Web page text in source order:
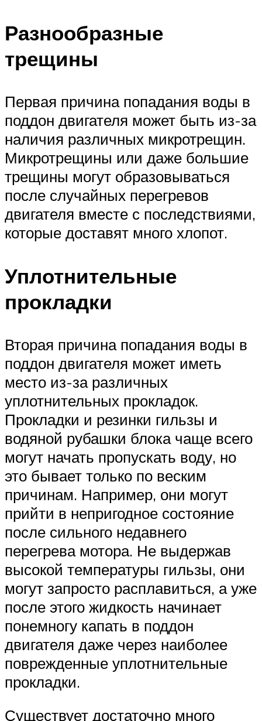
Разнообразные
трещины
Первая причина попадания воды в
поддон двигателя может быть из-за
наличия различных микротрещин.
Микротрещины или даже большие
трещины могут образовываться
после случайных перегревов
двигателя вместе с последствиями,
которые доставят много хлопот.
Уплотнительные
прокладки
Вторая причина попадания воды в
поддон двигателя может иметь
место из-за различных
уплотнительных прокладок.
Прокладки и резинки гильзы и
водяной рубашки блока чаще всего
могут начать пропускать воду, но
это бывает только по веским
причинам. Например, они могут
прийти в непригодное состояние
после сильного недавнего
перегрева мотора. Не выдержав
высокой температуры гильзы, они
могут запросто расплавиться, а уже
после этого жидкость начинает
понемногу капать в поддон
двигателя даже через наиболее
поврежденные уплотнительные
прокладки.
Существует достаточно много